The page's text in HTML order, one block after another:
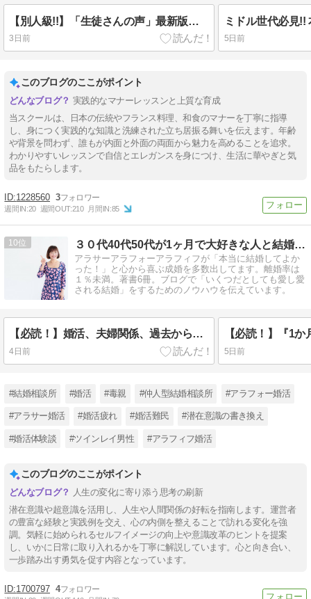
【別人級!!】「生徒さんの声」最新版ＵP！しました♡
3日前 5日前
このブログのここがポイント
実践的なマナーレッスンと上質な育成
当スクールは、日本の伝統やフランス料理、和食のマナーを丁寧に指導
し、身につく実践的な知識と洗練された立ち居振る舞いを伝えます。年齢
や背景を問わず、誰もが内面と外面の両面から魅力を高めることを追求。
わかりやすいレッスンで自信とエレガンスを身につけ、生活に華やぎと気
品をもたらします。
1228560 3
週間IN:20 週間OUT:210 月間IN:85
10 ３０代40代50代が1ヶ月で大好きな人と結婚！ハピ婚相談所
アラサーアラフォーアラフィフが「本当に結婚してよか
った！」と心から喜ぶ成婚を多数出してます。離婚率は
１％未満。著書6冊。ブログで「いくつだとしても愛し愛
される結婚」をするためのノウハウを伝えています。
【必読！】婚活、夫婦関係、過去からの情報に惑わされない方法とは？？
4日前 5日前
#結婚相談所 #婚活 #毒親 #仲人型結婚相談所 #アラフォー婚活
#アラサー婚活 #婚活疲れ #婚活難民 #潜在意識の書き換え
#婚活体験談 #ツインレイ男性 #アラフィフ婚活
このブログのここがポイント
人生の変化に寄り添う思考の刷新
潜在意識や超意識を活用し、人生や人間関係の好転を指南します。運営者
の豊富な経験と実践例を交え、心の内側を整えることで訪れる変化を強
調。気軽に始められるセルフイメージの向上や意識改革のヒントを提案
し、いかに日常に取り入れるかを丁寧に解説しています。心と向き合い、
一歩踏み出す勇気を促す内容となっています。
1700797 4